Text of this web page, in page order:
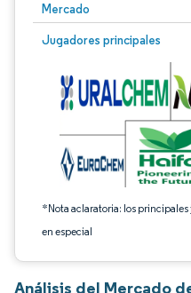
Mercado
Jugadores principales
*Nota aclaratoria: los
en especial
Imagen © Mordor Intelligence. El
Análisis del Mercado